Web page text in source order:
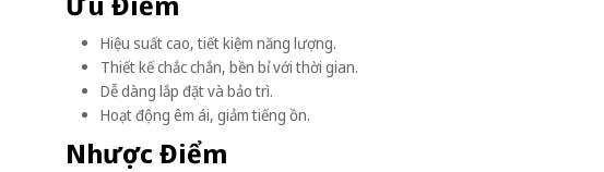
Hiệu suất cao, tiết kiệm năng lượng.
Thiết kế chắc chắn, bền bỉ với thời gian.
Dễ dàng lắp đặt và bảo trì.
Hoạt động êm ái, giảm tiếng ồn.
Nhược Điểm